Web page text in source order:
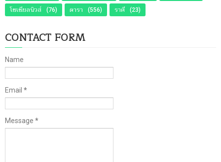
โซเชียลนิวส์ (76) ดารา (556) ราศี (23)
CONTACT FORM
Name
Email *
Message *